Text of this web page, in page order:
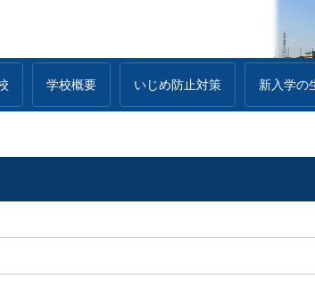
学校概要 いじめ防止対策 新入学の